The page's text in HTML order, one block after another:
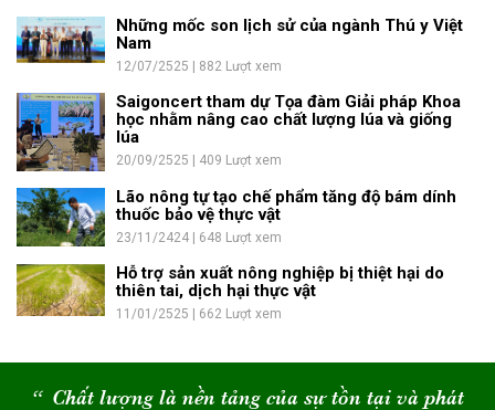
Những mốc son lịch sử của ngành Thú y Việt
Nam
12/07/2525 | 882 Lượt xem
Saigoncert tham dự Tọa đàm Giải pháp Khoa
học nhằm nâng cao chất lượng lúa và giống
lúa
20/09/2525 | 409 Lượt xem
Lão nông tự tạo chế phẩm tăng độ bám dính
thuốc bảo vệ thực vật
23/11/2424 | 648 Lượt xem
Hỗ trợ sản xuất nông nghiệp bị thiệt hại do
thiên tai, dịch hại thực vật
11/01/2525 | 662 Lượt xem
“ Chất lượng là nền tảng của sự tồn tại và phát